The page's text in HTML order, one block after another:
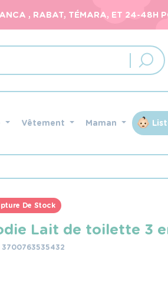
, RABAT, TÉMARA, ET 24-48H
Vêtement Maman
De Stock
Lait de toilette 3
3700763535432